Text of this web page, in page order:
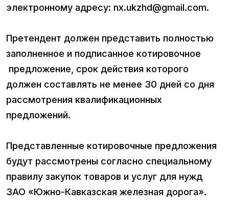
электронному адресу: nx.ukzhd@gmail.com.
Претендент должен представить полностью
заполненное и подписанное котировочное
предложение, срок действия которого
должен составлять не менее 30 дней со дня
рассмотрения квалификационных
предложений.
Представленные котировочные предложения
будут рассмотрены согласно специальному
правилу закупок товаров и услуг для нужд
ЗАО «Южно-Кавказская железная дорога».